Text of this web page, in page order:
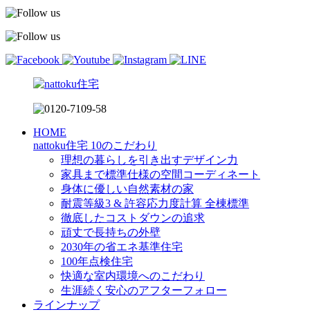
HOME
nattoku住宅 10のこだわり
理想の暮らしを引き出すデザイン力
家具まで標準仕様の空間コーディネート
身体に優しい自然素材の家
耐震等級3 & 許容応力度計算 全棟標準
徹底したコストダウンの追求
頑丈で長持ちの外壁
2030年の省エネ基準住宅
100年点検住宅
快適な室内環境へのこだわり
生涯続く安心のアフターフォロー
ラインナップ